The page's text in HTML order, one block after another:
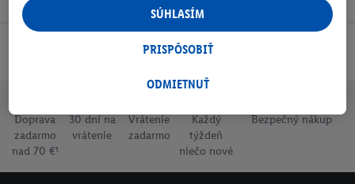
Odoberaj Newsletter!
Doprava
zadarmo
nad 70 €¹
30 dní na
vrátenie
Vrátenie
zadarmo
Každý
týždeň
niečo nové
Bezpečný nákup
personalizovanú reklamu v rámci služieb Lidl aj mimo nich. Ak
ste účastníkom programu Lidl Plus, na tieto účely sa spracúvajú
aj údaje z vášho nákupného správania v obchode.
následne si vytvoríte účet Lidl Plus alebo sa prihlásite do svojho
tiež vytvoriť špeciálny online identifikátor z e-mailovej adresy,
ktorú tam uvediete, aby sme vás mohli rozpoznať v službách
prevádzkovaných tretími stranami a zobrazovať vám
ODMIETNUŤ
PRISPÔSOBIŤ
SÚHLASÍM